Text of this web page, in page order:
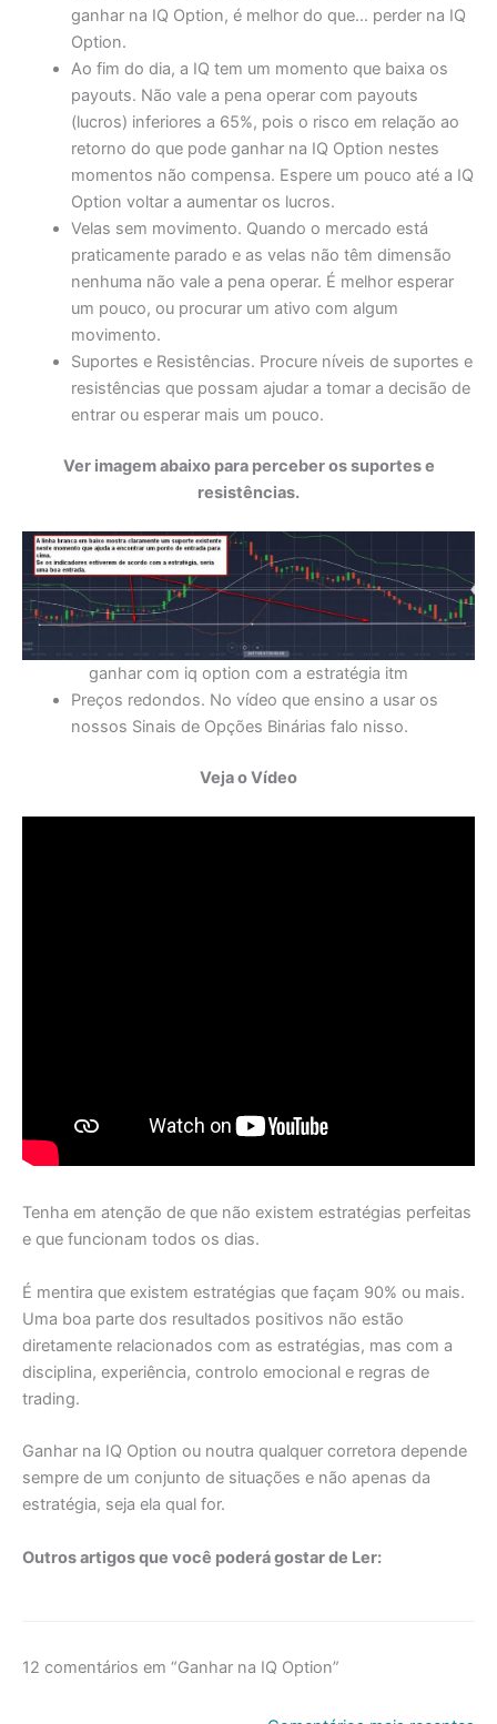
ganhar na IQ Option, é melhor do que… perder na IQ
Option.
Ao fim do dia, a IQ tem um momento que baixa os
payouts. Não vale a pena operar com payouts
(lucros) inferiores a 65%, pois o risco em relação ao
retorno do que pode ganhar na IQ Option nestes
momentos não compensa. Espere um pouco até a IQ
Option voltar a aumentar os lucros.
Velas sem movimento. Quando o mercado está
praticamente parado e as velas não têm dimensão
nenhuma não vale a pena operar. É melhor esperar
um pouco, ou procurar um ativo com algum
movimento.
Suportes e Resistências. Procure níveis de suportes e
resistências que possam ajudar a tomar a decisão de
entrar ou esperar mais um pouco.
Ver imagem abaixo para perceber os suportes e
resistências.
ganhar com iq option com a estratégia itm
Preços redondos. No vídeo que ensino a usar os
nossos Sinais de Opções Binárias falo nisso.
Veja o Vídeo
Tenha em atenção de que não existem estratégias perfeitas
e que funcionam todos os dias.
É mentira que existem estratégias que façam 90% ou mais.
Uma boa parte dos resultados positivos não estão
diretamente relacionados com as estratégias, mas com a
disciplina, experiência, controlo emocional e regras de
trading.
Ganhar na IQ Option ou noutra qualquer corretora depende
sempre de um conjunto de situações e não apenas da
estratégia, seja ela qual for.
Outros artigos que você poderá gostar de Ler:
12 comentários em “Ganhar na IQ Option”